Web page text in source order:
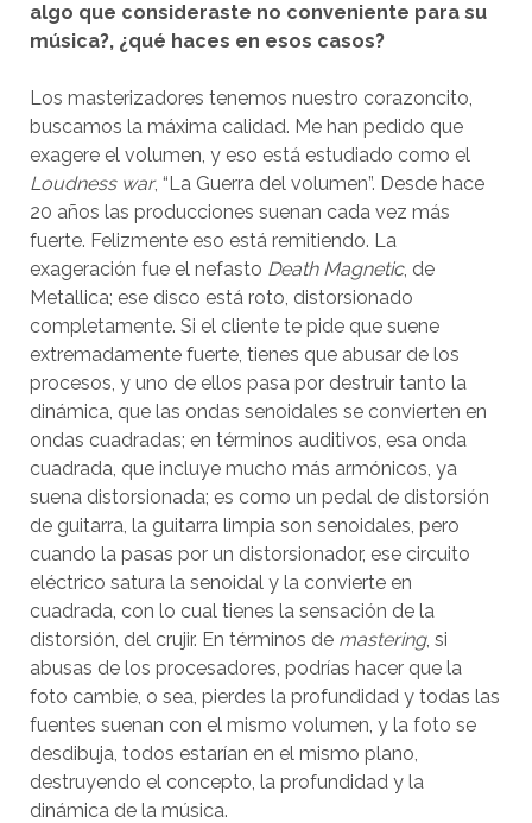
algo que consideraste no conveniente para su
música?, ¿qué haces en esos casos?
Los masterizadores tenemos nuestro corazoncito,
buscamos la máxima calidad. Me han pedido que
exagere el volumen, y eso está estudiado como el
Loudness war, “La Guerra del volumen”. Desde hace
20 años las producciones suenan cada vez más
fuerte. Felizmente eso está remitiendo. La
exageración fue el nefasto Death Magnetic, de
Metallica; ese disco está roto, distorsionado
completamente. Si el cliente te pide que suene
extremadamente fuerte, tienes que abusar de los
procesos, y uno de ellos pasa por destruir tanto la
dinámica, que las ondas senoidales se convierten en
ondas cuadradas; en términos auditivos, esa onda
cuadrada, que incluye mucho más armónicos, ya
suena distorsionada; es como un pedal de distorsión
de guitarra, la guitarra limpia son senoidales, pero
cuando la pasas por un distorsionador, ese circuito
eléctrico satura la senoidal y la convierte en
cuadrada, con lo cual tienes la sensación de la
distorsión, del crujir. En términos de mastering, si
abusas de los procesadores, podrías hacer que la
foto cambie, o sea, pierdes la profundidad y todas las
fuentes suenan con el mismo volumen, y la foto se
desdibuja, todos estarían en el mismo plano,
destruyendo el concepto, la profundidad y la
dinámica de la música.